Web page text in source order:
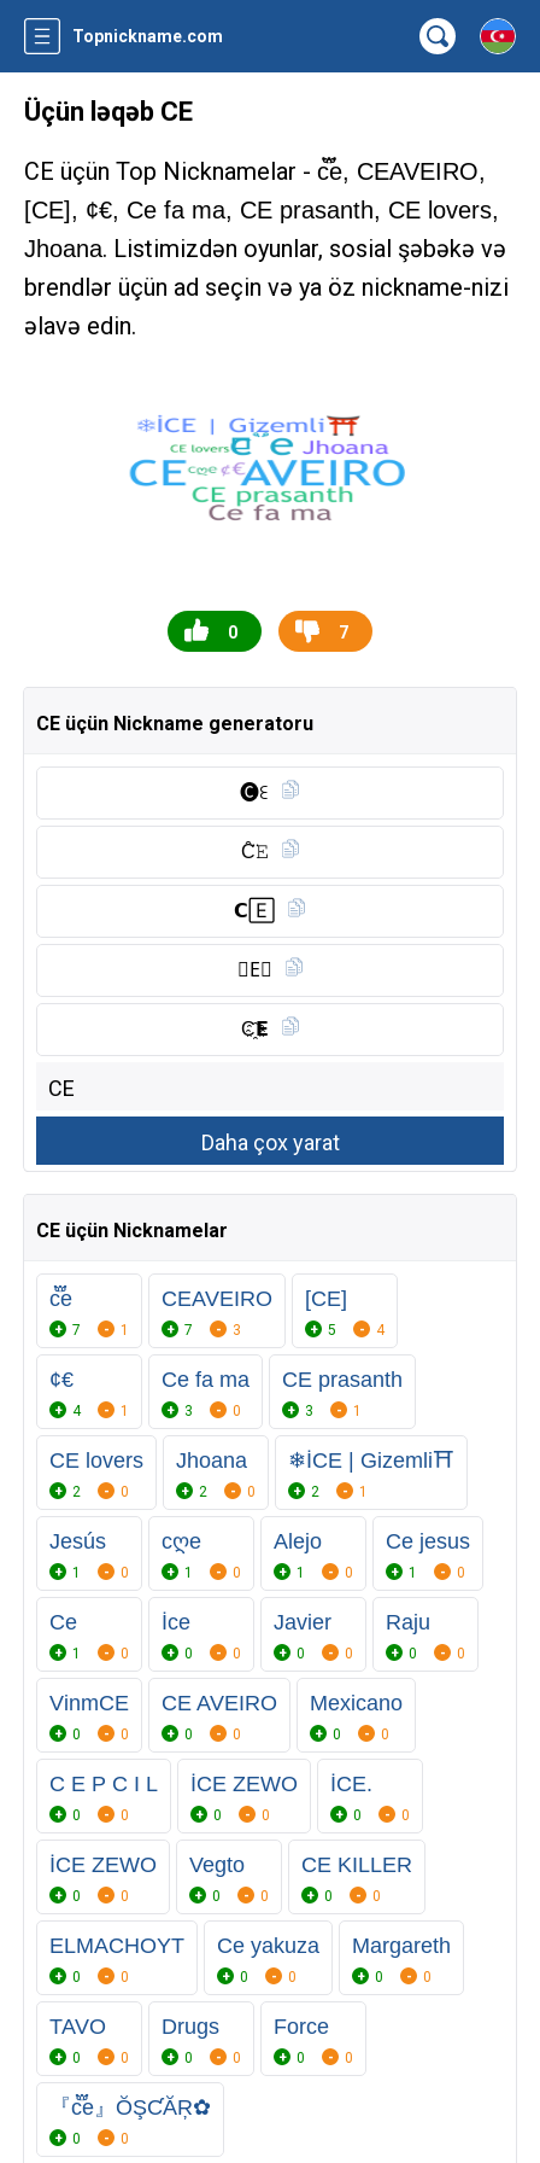
Topnickname.com
Üçün ləqəb CE
CE üçün Top Nicknamelar - c፝֟e, CEㅤAVEIRO,
[CE], ¢€, Ce fa ma, CE prasanth, CE lovers,
Jhoana. Listimizdən oyunlar, sosial şəbəkə və
brendlər üçün ad seçin və ya öz nickname-nizi
əlavə edin.
0 7
CE üçün Nickname generatoru
🅒︎ꏂ
C̑̈𝙴
𝗖🄴
𝗖E⃠
C҈𝗘
CE üçün Nicknamelar
c፝֟e
7 1
CEㅤAVEIRO
7 3
[CE]
5 4
¢€
4 1
Ce fa ma
3 0
CE prasanth
3 1
CE lovers
2 0
Jhoana
2 0
❄İCE | Gizemli⛩
2 1
Jesús
1 0
cღe
1 0
Alejo
1 0
Ce jesus
1 0
Ce
1 0
İce
0 0
Javier
0 0
Raju
0 0
VinmCE
0 0
CE AVEIRO
0 0
Mexicano
0 0
C E P C I L
0 0
İCE ZEWO
0 0
İCE.
0 0
İCE ZEWO
0 0
Vegto
0 0
CE KILLER
0 0
ELMACHOYT
0 0
Ce yakuza
0 0
Margareth
0 0
TAVO
0 0
Drugs
0 0
Force
0 0
『c፝֟e』ŎŞƇĂŖ✿
0 0